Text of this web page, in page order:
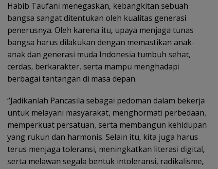
Habib Taufani menegaskan, kebangkitan sebuah
bangsa sangat ditentukan oleh kualitas generasi
penerusnya. Oleh karena itu, upaya menjaga tunas
bangsa harus dilakukan dengan memastikan anak-
anak dan generasi muda Indonesia tumbuh sehat,
cerdas, berkarakter, serta mampu menghadapi
berbagai tantangan di masa depan.
“Jadikanlah Pancasila sebagai pedoman dalam bekerja
untuk melayani masyarakat, menghormati perbedaan,
memperkuat persatuan, serta membangun kehidupan
yang rukun dan harmonis. Selain itu, kita juga harus
terus menjaga toleransi, meningkatkan literasi digital,
serta melawan segala bentuk intoleransi, radikalisme,